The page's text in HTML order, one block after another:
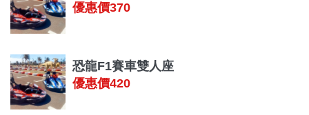
優惠價370
恐龍F1賽車雙人座
優惠價420